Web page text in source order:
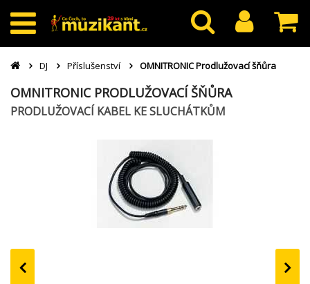
DJ Příslušenství OMNITRONIC Prodlužovací šňůra
OMNITRONIC PRODLUŽOVACÍ ŠŇŮRA
PRODLUŽOVACÍ KABEL KE SLUCHÁTKŮM